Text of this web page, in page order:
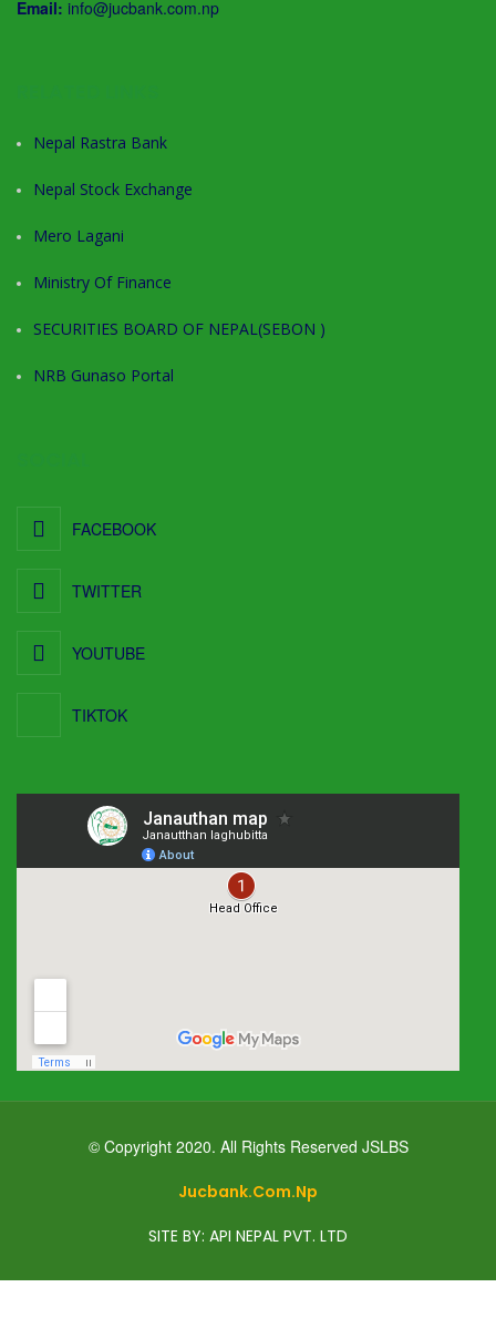
Email: info@jucbank.com.np
Nepal Rastra Bank
Nepal Stock Exchange
Mero Lagani
Ministry Of Finance
SECURITIES BOARD OF NEPAL(SEBON )
NRB Gunaso Portal
FACEBOOK
TWITTER
YOUTUBE
TIKTOK
© Copyright 2020. All Rights Reserved JSLBS
Jucbank.com.np
SITE BY: API NEPAL PVT. LTD